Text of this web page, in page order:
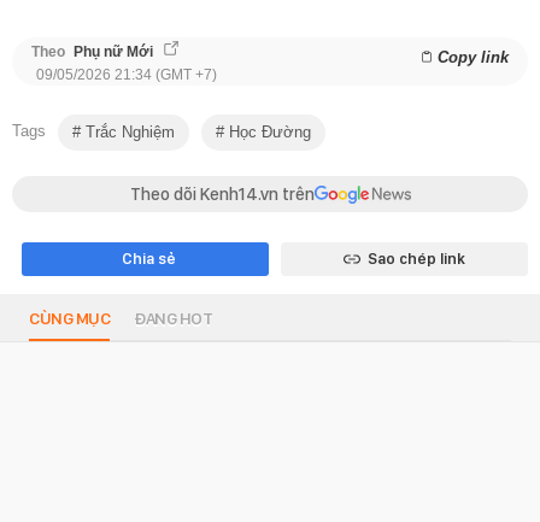
Theo Phụ nữ Mới Copy link
09/05/2026 21:34 (GMT +7)
Tags Trắc Nghiệm Học Đường
Theo dõi Kenh14.vn trên
Chia sẻ Sao chép link
CÙNG MỤC ĐANG HOT